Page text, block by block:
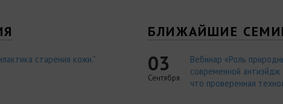
старения кожи."
БЛИЖАЙШИЕ
03
Сентября
Вебинар «Роль
современной
что проверенная